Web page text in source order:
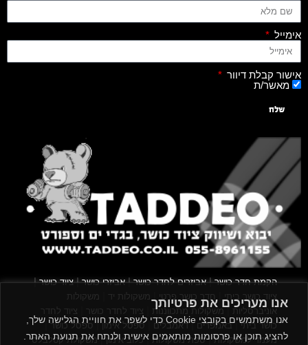
אנו מעריכים את פרטיותך
אנו משתמשים בקובצי Cookie כדי לשפר את חוויית הגלישה שלך,
להציג תוכן או פרסומות מותאמים אישית ולנתח את תנועת האתר.
אימייל
אישור קבלת דיוור
מאשר/ת
שלח
הקמת חדר כושר|אביזרים לחדר כושר|אביזרי כושר|ציוד כושר|
ציוד כושר ביתי חדר כושר פרטי משקולות יד
משקולות
אוניברסליות |משקולות מתכווננות ציוד לחדר כושר
ציוד לחדר
כושר ביתי|באמפרים |דאמבלים |ספסל אימון | ספסל כושר|
מעמד למשקולות|ספת משקולות |כלוב אימון|משקולת קטלבלס